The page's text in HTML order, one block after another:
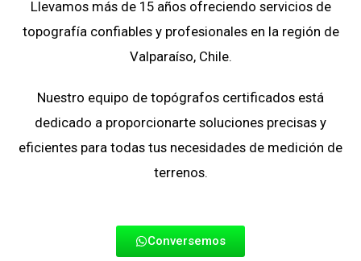
Llevamos más de 15 años ofreciendo servicios de
topografía confiables y profesionales en la región de
Valparaíso, Chile.
Nuestro equipo de topógrafos certificados está
dedicado a proporcionarte soluciones precisas y
eficientes para todas tus necesidades de medición de
terrenos.
Conversemos